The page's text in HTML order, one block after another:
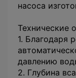
насоса
Технические
1. Благодаря
давлению
2. Глубина